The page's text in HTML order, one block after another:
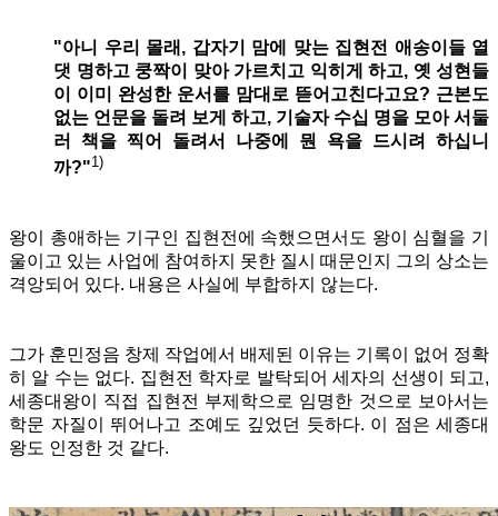
"아니 우리 몰래, 갑자기 맘에 맞는 집현전 애송이들 열
댓 명하고 쿵짝이 맞아 가르치고 익히게 하고, 옛 성현들
이 이미 완성한 운서를 맘대로 뜯어고친다고요? 근본도
없는 언문을 돌려 보게 하고, 기술자 수십 명을 모아 서둘
러 책을 찍어 돌려서 나중에 뭔 욕을 드시려 하십니
까?"1)
왕이 총애하는 기구인 집현전에 속했으면서도 왕이 심혈을 기
울이고 있는 사업에 참여하지 못한 질시 때문인지 그의 상소는
격앙되어 있다. 내용은 사실에 부합하지 않는다.
그가 훈민정음 창제 작업에서 배제된 이유는 기록이 없어 정확
히 알 수는 없다. 집현전 학자로 발탁되어 세자의 선생이 되고,
세종대왕이 직접 집현전 부제학으로 임명한 것으로 보아서는
학문 자질이 뛰어나고 조예도 깊었던 듯하다. 이 점은 세종대
왕도 인정한 것 같다.